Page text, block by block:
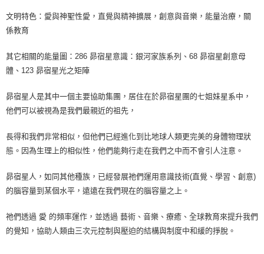
文明特色：愛與神聖性愛，直覺與精神擴展，創意與音樂，能量治療，關
係教育
其它相關的能量圖：286 昴宿星意識：銀河家族系列、68 昴宿星創意母
體、123 昴宿星光之矩陣
昴宿星人是其中一個主要協助集團，居住在於昴宿星團的七姐妹星系中，
他們可以被視為是我們最親近的祖先，
長得和我們非常相似，但他們已經進化到比地球人類更完美的身體物理狀
態。因為生理上的相似性，他們能夠行走在我們之中而不會引人注意。
昴宿星人，如同其他種族，已經發展祂們運用意識技術(直覺、學習、創意)
的腦容量到某個水平，遠遠在我們現在的腦容量之上。
祂們透過 愛 的頻率運作，並透過 藝術、音樂、療癒、全球教育來提升我們
的覺知，協助人類由三次元控制與壓迫的結構與制度中和緩的掙脫。